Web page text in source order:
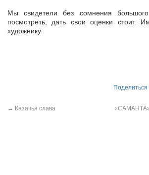
Мы свидетели без сомнения
посмотреть, дать свои оценки стоит.
художнику.
Поделиться
← Казачья слава